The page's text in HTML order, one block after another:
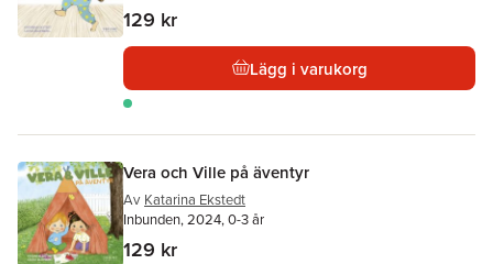
129 kr
Lägg i varukorg
Vera och Ville på äventyr
Av Katarina Ekstedt
Inbunden, 2024, 0-3 år
129 kr